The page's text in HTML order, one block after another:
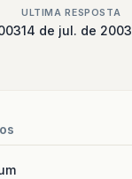
ULTIMA RESPOSTA
14 de jul. de 2003